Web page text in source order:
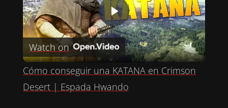
P
L
A
Watch on
Cómo conseguir una KATANA en Crimson
Desert | Espada Hwando